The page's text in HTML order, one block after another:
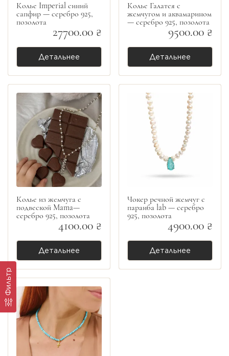
Фильтр
Колье Imperial синий
сапфир — серебро 925,
позолота
27700.00 ₴
Детальнее
Колье Галатея с
жемчугом и аквамарином
— серебро 925, позолота
9500.00 ₴
Детальнее
Колье из жемчуга с
подвеской Mama—
серебро 925, позолота
4100.00 ₴
Детальнее
Чокер речной жемчуг с
параиба lab — серебро
925, позолота
4900.00 ₴
Детальнее